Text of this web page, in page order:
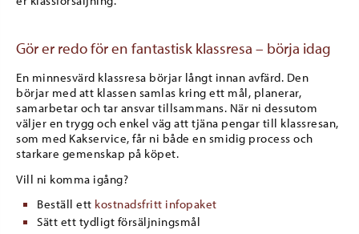
Gör er redo för en fantastisk klassresa – börja idag
En minnesvärd klassresa börjar långt innan avfärd. Den
börjar med att klassen samlas kring ett mål, planerar,
samarbetar och tar ansvar tillsammans. När ni dessutom
väljer en trygg och enkel väg att tjäna pengar till klassresan,
som med Kakservice, får ni både en smidig process och
starkare gemenskap på köpet.
Vill ni komma igång?
Beställ ett kostnadsfritt infopaket
Sätt ett tydligt försäljningsmål